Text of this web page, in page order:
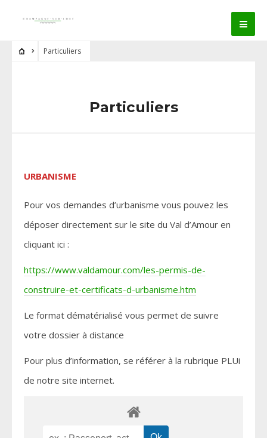
Particuliers
Particuliers
URBANISME
Pour vos demandes d’urbanisme vous pouvez les
déposer directement sur le site du Val d’Amour en
cliquant ici :
https://www.valdamour.com/les-permis-de-
construire-et-certificats-d-urbanisme.htm
Le format dématérialisé vous permet de suivre
votre dossier à distance
Pour plus d’information, se référer à la rubrique PLUi
de notre site internet.